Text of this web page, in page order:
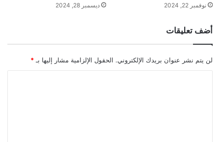
نوفمبر 22, 2024 ديسمبر 28, 2024
أضف تعليقات
لن يتم نشر عنوان بريدك الإلكتروني. الحقول الإلزامية مشار إليها بـ *